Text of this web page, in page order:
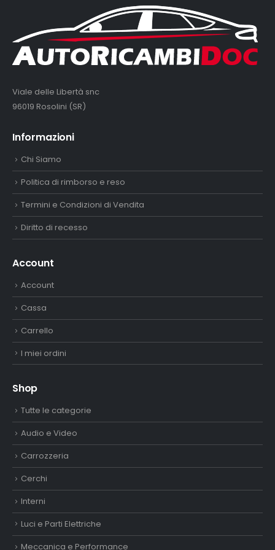
Viale delle Libertà snc
96019 Rosolini (SR)
Informazioni
Chi Siamo
Politica di rimborso e reso
Termini e Condizioni di Vendita
Diritto di recesso
Account
Account
Cassa
Carrello
I miei ordini
Shop
Tutte le categorie
Audio e Video
Carrozzeria
Cerchi
Interni
Luci e Parti Elettriche
Meccanica e Performance